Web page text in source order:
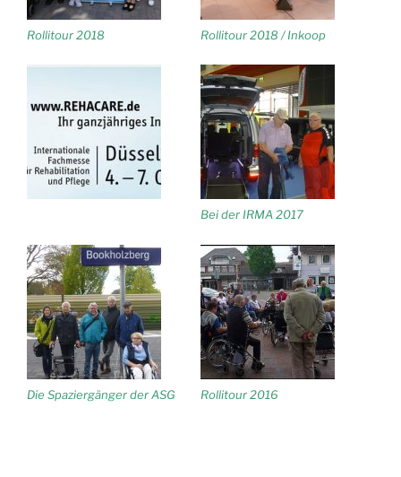
Rollitour 2018 Rollitour 2018 / Inkoop
Bei der IRMA 2017
Die Spaziergänger der ASG Rollitour 2016